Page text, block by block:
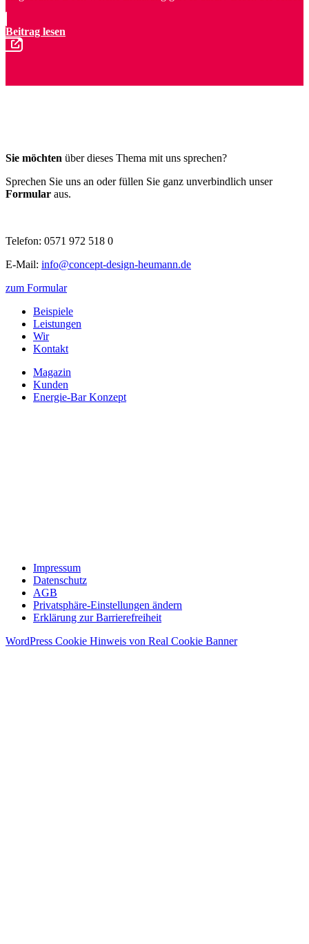
Beitrag lesen
Sie möchten über dieses Thema mit uns sprechen?
Sprechen Sie uns an oder füllen Sie ganz unverbindlich unser
Formular aus.
Telefon: 0571 972 518 0
E-Mail: info@concept-design-heumann.de
zum Formular
Beispiele
Leistungen
Wir
Kontakt
Magazin
Kunden
Energie-Bar Konzept
Impressum
Datenschutz
AGB
Privatsphäre-Einstellungen ändern
Erklärung zur Barrierefreiheit
WordPress Cookie Hinweis von Real Cookie Banner